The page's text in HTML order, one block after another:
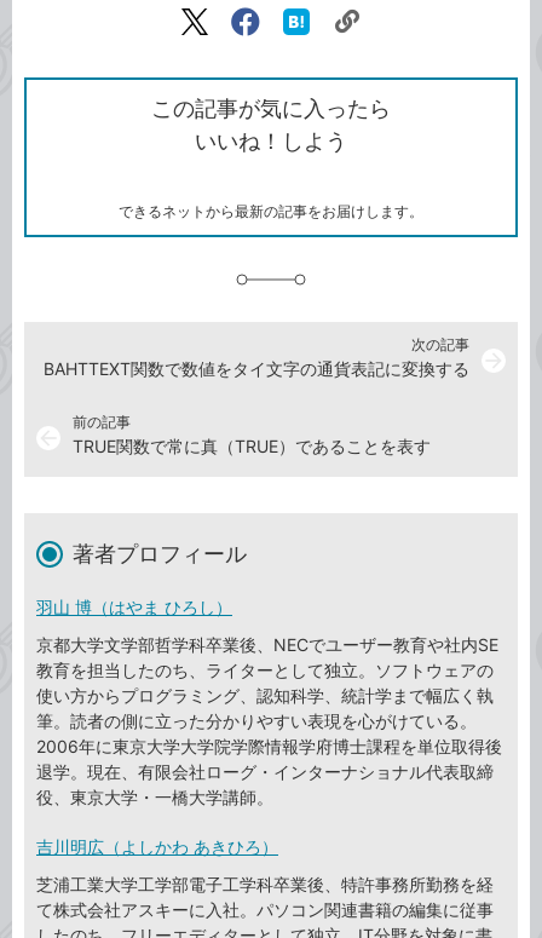
X（旧
で
シ
ェ
ア
Facebook
シ
ェ
ア
な
ッ
ク
ク
ク
を
コ
この記事が気に入ったら
いいね！しよう
できるネットから最新の記事をお届けします。
前の記事
TRUE関数で常に真（TRUE）であることを表す
次の記事
BAHTTEXT関数で数値をタイ文字の通貨表記に変換する
著者プロフィール
羽山 博（はやま ひろし）
京都大学文学部哲学科卒業後、NECでユーザー教育や社内SE
教育を担当したのち、ライターとして独立。ソフトウェアの
使い方からプログラミング、認知科学、統計学まで幅広く執
筆。読者の側に立った分かりやすい表現を心がけている。
2006年に東京大学大学院学際情報学府博士課程を単位取得後
退学。現在、有限会社ローグ・インターナショナル代表取締
役、東京大学・一橋大学講師。
吉川明広（よしかわ あきひろ）
芝浦工業大学工学部電子工学科卒業後、特許事務所勤務を経
て株式会社アスキーに入社。パソコン関連書籍の編集に従事